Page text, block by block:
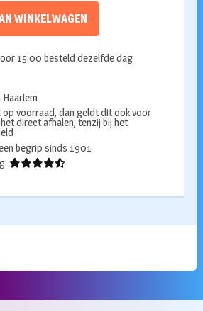
WINKELWAGEN
15:00 besteld dezelfde dag
voorraad, dan geldt dit ook voor
direct afhalen, tenzij bij het
begrip sinds 1901